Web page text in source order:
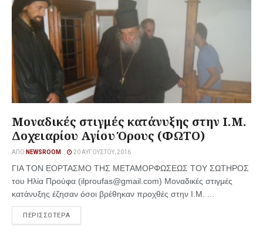
Μοναδικές στιγμές κατάνυξης στην Ι.Μ.
Δοχειαρίου Αγίου Όρους (ΦΩΤΟ)
ΑΠΌ NEWSROOM 20 ΑΥΓΟΎΣΤΟΥ, 2016
ΓΙΑ ΤΟΝ ΕΟΡΤΑΣΜΟ ΤΗΣ ΜΕΤΑΜΟΡΦΩΣΕΩΣ ΤΟΥ ΣΩΤΗΡΟΣ
του Ηλία Προύφα (ilproufas@gmail.com) Μοναδικές στιγμές
κατάνυξης έζησαν όσοι βρέθηκαν προχθές στην Ι.Μ. ...
ΠΕΡΙΣΣΟΤΕΡΑ